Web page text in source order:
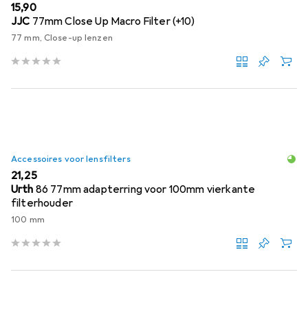
EUR
15,90
JJC 77mm Close Up Macro Filter (+10)
77 mm, Close-up lenzen
Accessoires voor lensfilters
EUR
21,25
Urth 86 77mm adapterring voor 100mm vierkante
filterhouder
100 mm